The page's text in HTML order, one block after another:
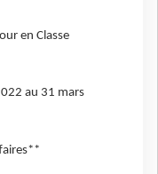
en Classe
au 31 mars